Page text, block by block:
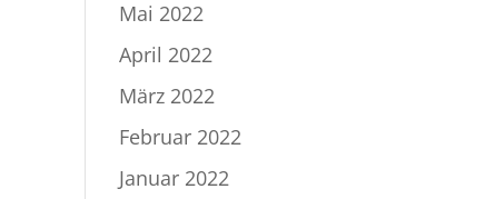
Mai 2022
April 2022
März 2022
Februar 2022
Januar 2022